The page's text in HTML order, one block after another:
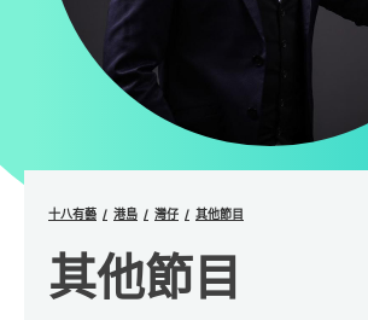
十八有藝 港島 灣仔 其他節目
其他節目